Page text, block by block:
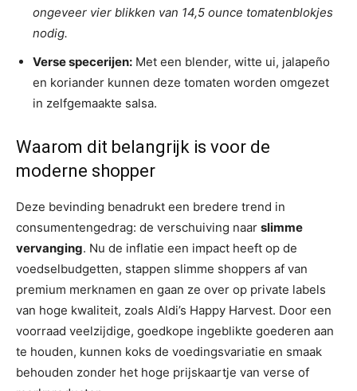
ongeveer vier blikken van 14,5 ounce tomatenblokjes
nodig.
Verse specerijen: Met een blender, witte ui, jalapeño
en koriander kunnen deze tomaten worden omgezet
in zelfgemaakte salsa.
Waarom dit belangrijk is voor de
moderne shopper
Deze bevinding benadrukt een bredere trend in
consumentengedrag: de verschuiving naar slimme
vervanging. Nu de inflatie een impact heeft op de
voedselbudgetten, stappen slimme shoppers af van
premium merknamen en gaan ze over op private labels
van hoge kwaliteit, zoals Aldi’s Happy Harvest. Door een
voorraad veelzijdige, goedkope ingeblikte goederen aan
te houden, kunnen koks de voedingsvariatie en smaak
behouden zonder het hoge prijskaartje van verse of